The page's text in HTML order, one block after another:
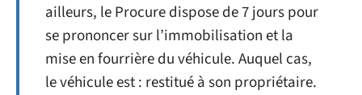
ailleurs, le Procure dispose de 7 jours pour
se prononcer sur l’immobilisation et la
mise en fourrière du véhicule. Auquel cas,
le véhicule est : restitué à son propriétaire.